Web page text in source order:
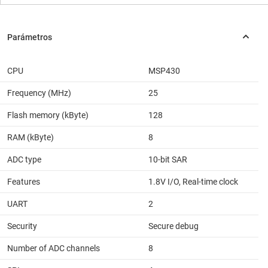
CPU MSP430
Frequency (MHz) 25
Flash memory (kByte) 128
RAM (kByte) 8
ADC type 10-bit SAR
Features 1.8V I/O, Real-time clock
UART 2
Security Secure debug
Number of ADC channels 8